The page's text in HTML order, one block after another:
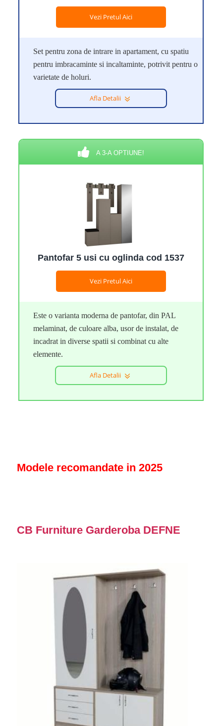
Vezi Pretul Aici
Set pentru zona de intrare in apartament, cu spatiu
pentru imbracaminte si incaltaminte, potrivit pentru o
varietate de holuri.
Afla Detalii
A 3-A OPTIUNE!
Pantofar 5 usi cu oglinda cod 1537
Vezi Pretul Aici
Este o varianta moderna de pantofar, din PAL
melaminat, de culoare alba, usor de instalat, de
incadrat in diverse spatii si combinat cu alte
elemente.
Afla Detalii
Modele recomandate in 2025
CB Furniture Garderoba DEFNE